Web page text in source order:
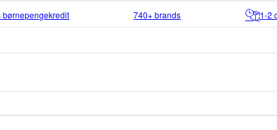
børnepengekredit 740+ brands 1-2